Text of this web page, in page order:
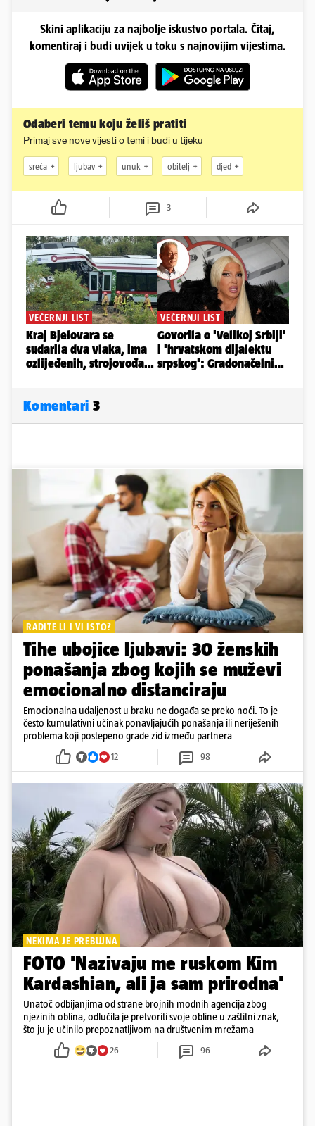
Skini aplikaciju za najbolje iskustvo portala. Čitaj,
komentiraj i budi uvijek u toku s najnovijim vijestima.
Odaberi temu koju želiš pratiti
Primaj sve nove vijesti o temi i budi u tijeku
sreća ljubav unuk obitelj djed
3
Komentari 3
RADITE LI I VI ISTO?
Tihe ubojice ljubavi: 30 ženskih
ponašanja zbog kojih se muževi
emocionalno distanciraju
Emocionalna udaljenost u braku ne događa se preko noći. To je
često kumulativni učinak ponavljajućih ponašanja ili neriješenih
problema koji postepeno grade zid između partnera
12 98
NEKIMA JE PREBUJNA
FOTO 'Nazivaju me ruskom Kim
Kardashian, ali ja sam prirodna'
Unatoč odbijanjima od strane brojnih modnih agencija zbog
njezinih oblina, odlučila je pretvoriti svoje obline u zaštitni znak,
što ju je učinilo prepoznatljivom na društvenim mrežama
26 96